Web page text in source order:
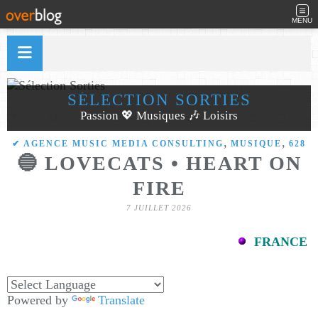
MENU
SÉLECTION SORTIES
Passion 💖 Musiques 🎶 Loisirs
✔ AGENCE MUSIC MEDIA CONSULTING , MUSIQUE , 628
🔵 LOVECATS • HEART ON
FIRE
7 JUILLET 2026
FRANCE
Powered by Translate